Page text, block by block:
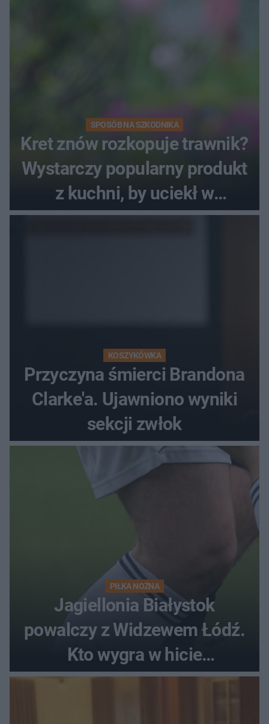
SPOSÓB NA SZKODNIKA
Kret znów rozkopuje trawnik?
Wystarczy popularny produkt
z kuchni, by uciekł w
popłochu
KOSZYKÓWKA
Przyczyna śmierci Brandona
Clarke'a. Ujawniono wyniki
sekcji zwłok
PIŁKA NOŻNA
Jagiellonia Białystok
powalczy z Widzewem Łódź.
Kto wygra w hicie
Ekstraklasy?